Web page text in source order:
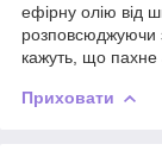
ефірну олію від
розповсюджуючи
кажуть, що
Приховати